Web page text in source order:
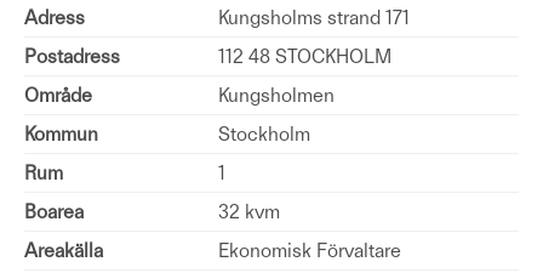
Adress
Kungsholms strand 171
Postadress
112 48 STOCKHOLM
Område
Kungsholmen
Kommun
Stockholm
Rum
1
Boarea
32 kvm
Areakälla
Ekonomisk Förvaltare